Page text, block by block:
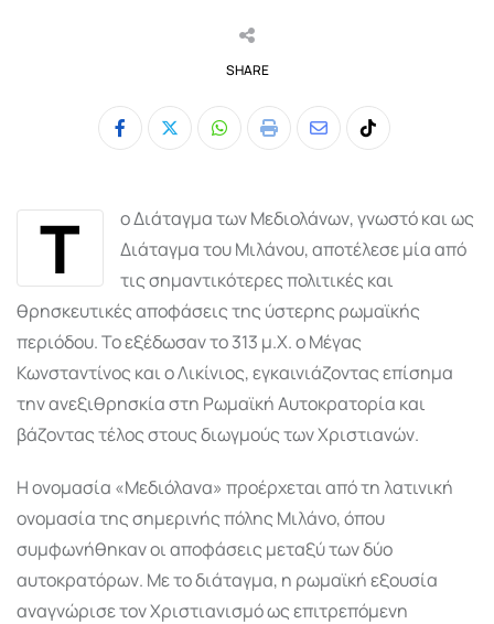
SHARE
Whatsapp
Print
ShareTiktok
Τ
ο Διάταγμα των Μεδιολάνων, γνωστό και ως
Διάταγμα του Μιλάνου, αποτέλεσε μία από
τις σημαντικότερες πολιτικές και
θρησκευτικές αποφάσεις της ύστερης ρωμαϊκής
περιόδου. Το εξέδωσαν το 313 μ.Χ. οΜέγας
Κωνσταντίνος και οΛικίνιος, εγκαινιάζοντας επίσημα
την ανεξιθρησκία στη Ρωμαϊκή Αυτοκρατορία και
βάζοντας τέλος στους διωγμούς των Χριστιανών.
Η ονομασία «Μεδιόλανα» προέρχεται από τη λατινική
ονομασία της σημερινής πόλης Μιλάνο, όπου
συμφωνήθηκαν οι αποφάσεις μεταξύ των δύο
αυτοκρατόρων. Με το διάταγμα, η ρωμαϊκή εξουσία
αναγνώρισε τον Χριστιανισμό ως επιτρεπόμενη